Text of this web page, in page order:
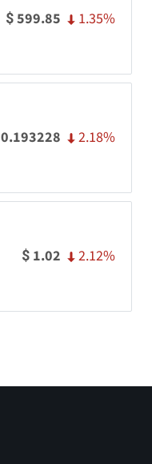
$599.85 1.35%
0.193228 2.18%
$ 1.02 2.12%